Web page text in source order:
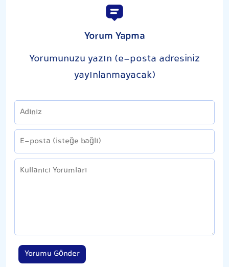
Yorum Yapma
Yorumunuzu yazın (e-posta adresiniz
yayınlanmayacak)
Yorumu Gönder